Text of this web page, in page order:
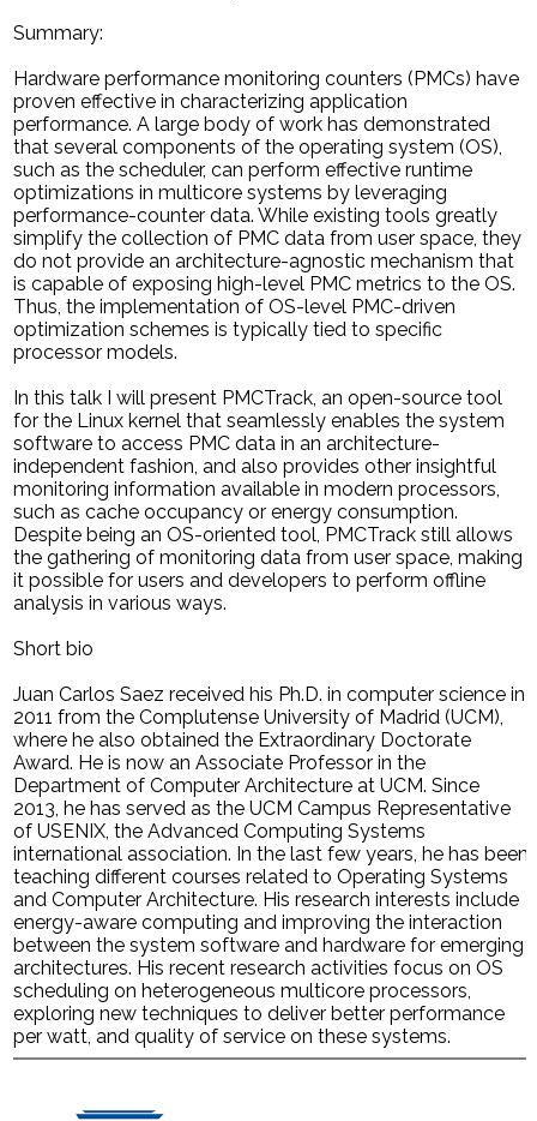
Summary:
Hardware performance monitoring counters (PMCs) have
proven effective in characterizing application
performance. A large body of work has demonstrated
that several components of the operating system (OS),
such as the scheduler, can perform effective runtime
optimizations in multicore systems by leveraging
performance-counter data. While existing tools greatly
simplify the collection of PMC data from user space, they
do not provide an architecture-agnostic mechanism that
is capable of exposing high-level PMC metrics to the OS.
Thus, the implementation of OS-level PMC-driven
optimization schemes is typically tied to specific
processor models.
In this talk I will present PMCTrack, an open-source tool
for the Linux kernel that seamlessly enables the system
software to access PMC data in an architecture-
independent fashion, and also provides other insightful
monitoring information available in modern processors,
such as cache occupancy or energy consumption.
Despite being an OS-oriented tool, PMCTrack still allows
the gathering of monitoring data from user space, making
it possible for users and developers to perform offline
analysis in various ways.
Short bio
Juan Carlos Saez received his Ph.D. in computer science in
2011 from the Complutense University of Madrid (UCM),
where he also obtained the Extraordinary Doctorate
Award. He is now an Associate Professor in the
Department of Computer Architecture at UCM. Since
2013, he has served as the UCM Campus Representative
of USENIX, the Advanced Computing Systems
international association. In the last few years, he has been
teaching different courses related to Operating Systems
and Computer Architecture. His research interests include
energy-aware computing and improving the interaction
between the system software and hardware for emerging
architectures. His recent research activities focus on OS
scheduling on heterogeneous multicore processors,
exploring new techniques to deliver better performance
per watt, and quality of service on these systems.